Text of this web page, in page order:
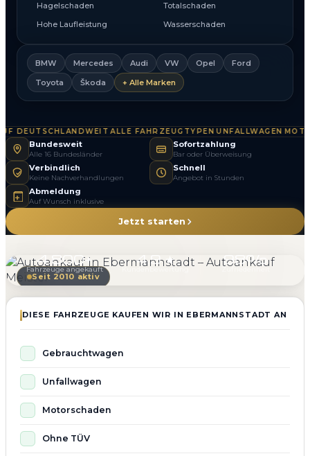
Hagelschaden
Totalschaden
Hohe Laufleistung
Wasserschaden
BMW Mercedes Audi VW Opel
Ford
Toyota
Škoda + Alle Marken
DEUTSCHLANDWEIT·ALLE FAHRZEUGTYPEN·UNFALLWAGEN·
Bundesweit
Alle 16 Bundesländer
Sofortzahlung
Bar oder Überweisung
Verbindlich
Keine Nachverhandlungen
Schnell
Angebot in Stunden
Abmeldung
Auf Wunsch inklusive
Jetzt starten
Seit 2010 aktiv
4.800+
Fahrzeuge angekauft
4.9 ★
Kundenbewertung
98%
Zufriedenheit
DIESE FAHRZEUGE KAUFEN WIR IN EBERMANNSTADT AN
Gebrauchtwagen
Unfallwagen
Motorschaden
Ohne TÜV